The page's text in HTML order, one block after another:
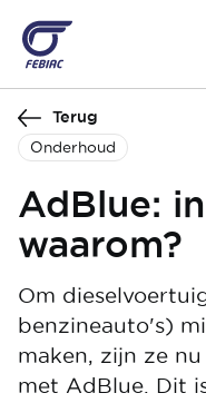
naar
de
inhoud
gaan
Terug
Onderhoud
AdBlue:
waarom?
Om
benzineauto's)
maken, zijn ze
met AdBlue. Dit